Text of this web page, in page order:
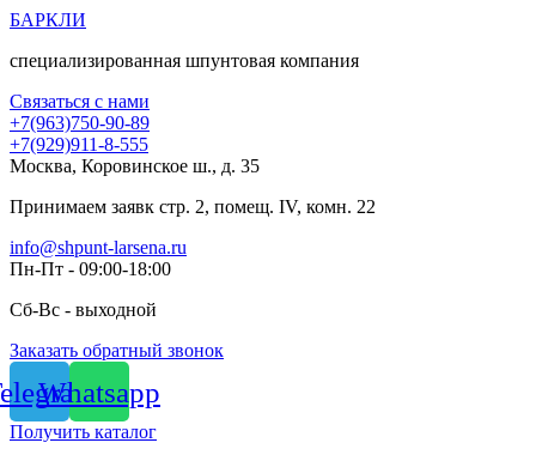
Перейти
содержимому
БАРКЛИ
специализированная шпунтовая компания
Связаться с нами
+7(963)750-90-89
+7(929)911-8-555
Москва, Коровинское ш., д. 35
Принимаем заявк стр. 2, помещ. IV, комн. 22
info@shpunt-larsena.ru
Пн-Пт - 09:00-18:00
Сб-Вс - выходной
Заказать обратный звонок
Whatsapp
Получить каталог